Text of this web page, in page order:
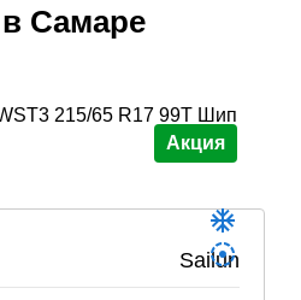
в Самаре
Акция
Sailun